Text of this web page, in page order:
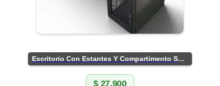
Escritorio Con Estantes Y Compartimento Seguro
$27.900